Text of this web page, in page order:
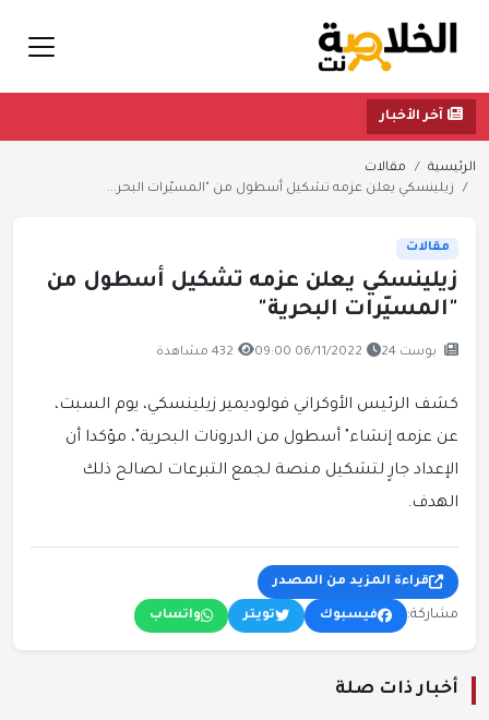
آخر الأخبار
الرئيسية
مقالات
زيلينسكي يعلن عزمه تشكيل أسطول من "المسيّرات البحر...
مقالات
زيلينسكي يعلن عزمه تشكيل أسطول من
"المسيّرات البحرية"
بوست 24 06/11/2022 09:00 432 مشاهدة
كشف الرئيس الأوكراني فولوديمير زيلينسكي، يوم السبت،
عن عزمه إنشاء" أسطول من الدرونات البحرية"، مؤكدا أن
الإعداد جارٍ لتشكيل منصة لجمع التبرعات لصالح ذلك
الهدف.
قراءة المزيد من المصدر
مشاركة: فيسبوك تويتر واتساب
أخبار ذات صلة